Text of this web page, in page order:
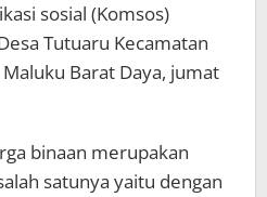
sosial (Komsos)
Tutuaru Kecamatan
Barat Daya, jumat
binaan merupakan
satunya yaitu dengan